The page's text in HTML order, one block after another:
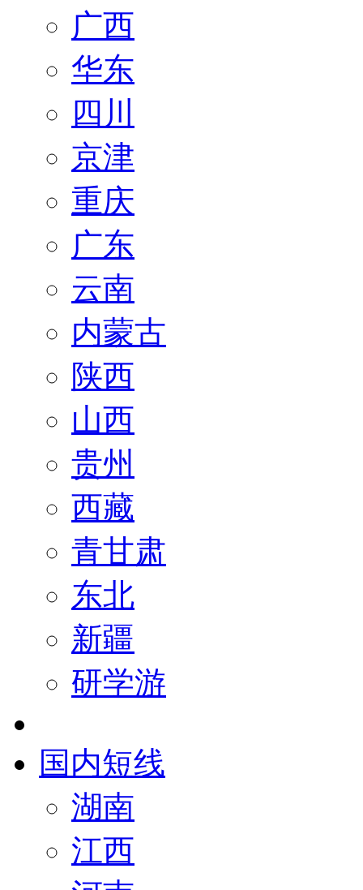
广西
华东
四川
京津
重庆
广东
云南
内蒙古
陕西
山西
贵州
西藏
青甘肃
东北
新疆
研学游
国内短线
湖南
江西